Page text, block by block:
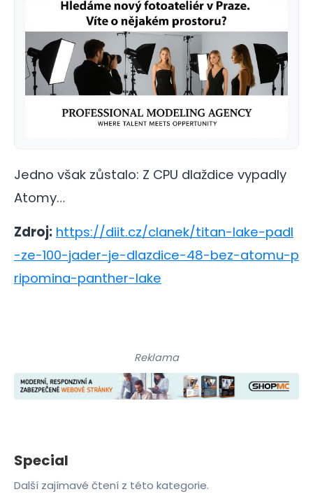
Jedno však zůstalo: Z CPU dlaždice vypadly
Atomy…
Zdroj: https://diit.cz/clanek/titan-lake-padl
-ze-100-jader-je-dlazdice-48-bez-atomu-p
ripomina-panther-lake
Reklama
Special
Další zajímavé čtení z této kategorie.